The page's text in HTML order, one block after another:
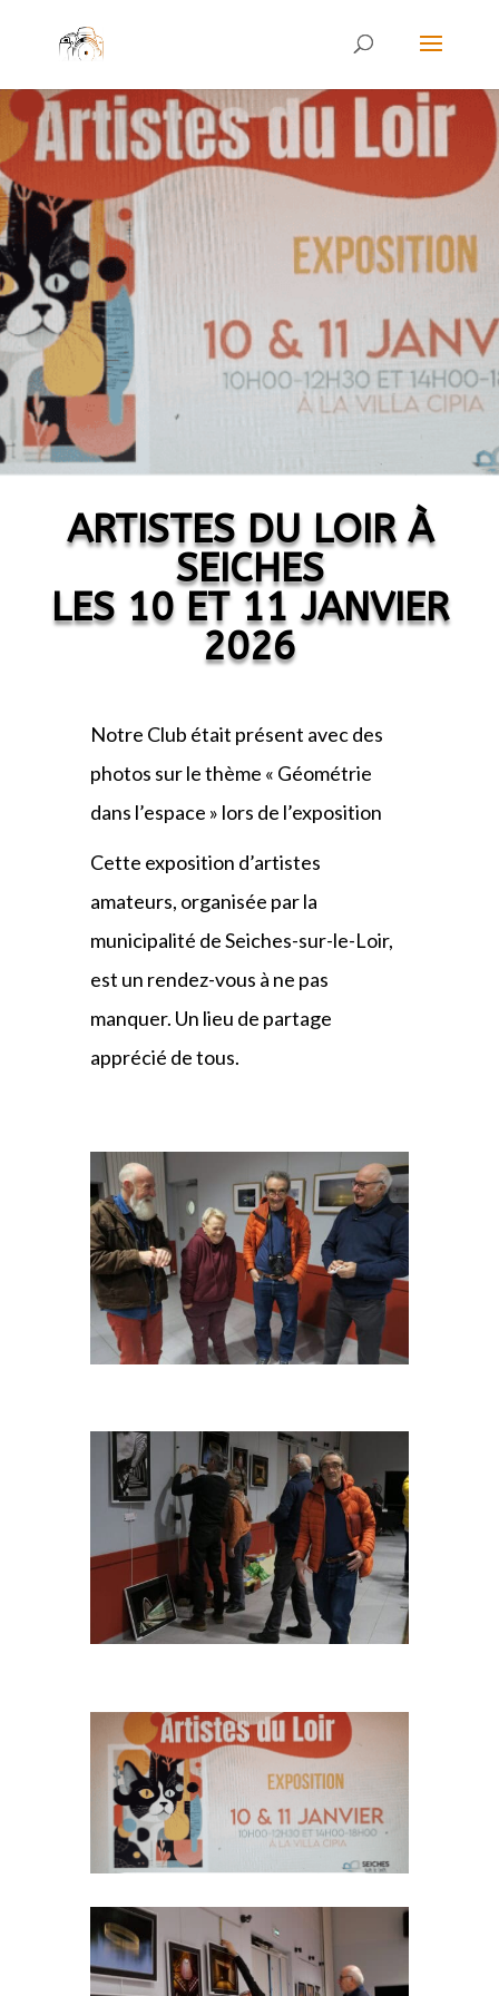
ARTISTES DU LOIR À
SEICHES
LES 10 ET 11 JANVIER
2026
Notre Club était présent avec des
photos sur le thème « Géométrie
dans l’espace » lors de l’exposition
Cette exposition d’artistes
amateurs, organisée par la
municipalité de Seiches-sur-le-Loir,
est un rendez-vous à ne pas
manquer. Un lieu de partage
apprécié de tous.